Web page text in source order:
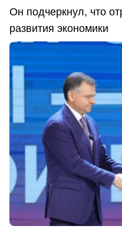
Он подчеркнул, что
развития экономики